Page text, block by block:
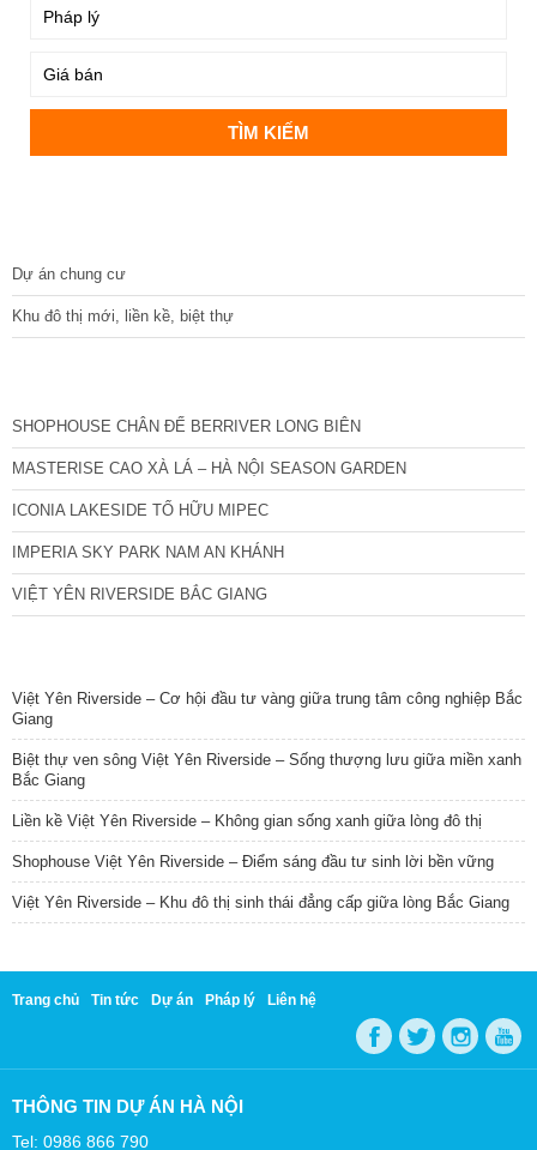
Dự án chung cư
Khu đô thị mới, liền kề, biệt thự
SHOPHOUSE CHÂN ĐẾ BERRIVER LONG BIÊN
MASTERISE CAO XÀ LÁ – HÀ NỘI SEASON GARDEN
ICONIA LAKESIDE TỐ HỮU MIPEC
IMPERIA SKY PARK NAM AN KHÁNH
VIỆT YÊN RIVERSIDE BẮC GIANG
Việt Yên Riverside – Cơ hội đầu tư vàng giữa trung tâm công nghiệp Bắc
Giang
Biệt thự ven sông Việt Yên Riverside – Sống thượng lưu giữa miền xanh
Bắc Giang
Liền kề Việt Yên Riverside – Không gian sống xanh giữa lòng đô thị
Shophouse Việt Yên Riverside – Điểm sáng đầu tư sinh lời bền vững
Việt Yên Riverside – Khu đô thị sinh thái đẳng cấp giữa lòng Bắc Giang
Trang chủ Tin tức Dự án Pháp lý Liên hệ
THÔNG TIN DỰ ÁN HÀ NỘI
Tel: 0986 866 790